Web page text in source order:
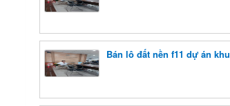
Bán lô đất nền f11 dự án